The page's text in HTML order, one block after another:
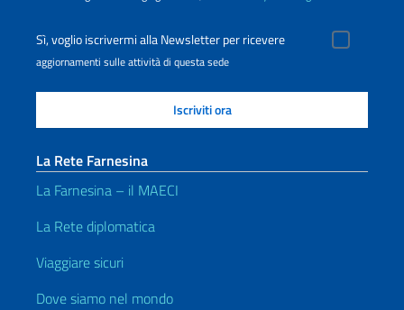
Sì, voglio iscrivermi alla Newsletter per ricevere
aggiornamenti sulle attività di questa sede
La Rete Farnesina
La Farnesina – il MAECI
La Rete diplomatica
Viaggiare sicuri
Dove siamo nel mondo